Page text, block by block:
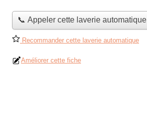
📞 Appeler cette laverie automatique
Recommander cette laverie automatique
Améliorer cette fiche